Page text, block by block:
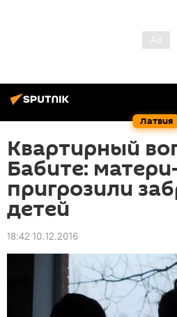
Латвия
Квартирный
Бабите:
пригрозили
детей
18:42 10.12.2016